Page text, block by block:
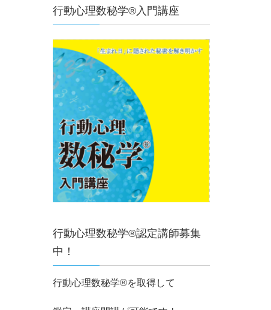
行動心理数秘学®入門講座
行動心理数秘学®認定講師募集
中！
行動心理数秘学®を取得して